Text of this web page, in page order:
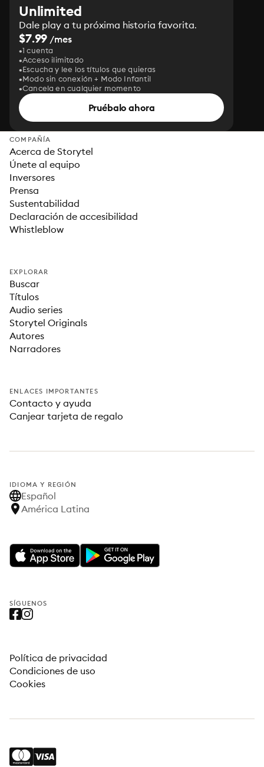
Unlimited
Dale play a tu próxima historia favorita.
$7.99 /mes
1 cuenta
Acceso ilimitado
Escucha y lee los títulos que quieras
Modo sin conexión + Modo Infantil
Cancela en cualquier momento
Pruébalo ahora
COMPAÑÍA
Acerca de Storytel
Únete al equipo
Inversores
Prensa
Sustentabilidad
Declaración de accesibilidad
Whistleblow
EXPLORAR
Buscar
Títulos
Audio series
Storytel Originals
Autores
Narradores
ENLACES IMPORTANTES
Contacto y ayuda
Canjear tarjeta de regalo
IDIOMA Y REGIÓN
Español
América Latina
SÍGUENOS
Política de privacidad
Condiciones de uso
Cookies